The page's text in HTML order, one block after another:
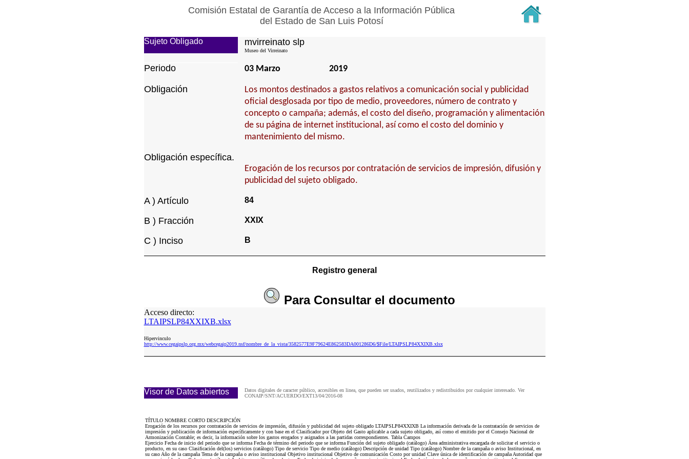
Comisión Estatal de Garantía de Acceso a la Información Pública
del Estado de San Luis Potosí
Sujeto Obligado mvirreinato slp
Museo del Virreinato
Periodo 03 Marzo 2019
Obligación
Los montos destinados a gastos relativos a comunicación social y publicidad
oficial desglosada por tipo de medio, proveedores, número de contrato y
concepto o campaña; además, el costo del diseño, programación y alimentación
de su página de internet institucional, así como el costo del dominio y
mantenimiento del mismo.
Obligación específica.
Erogación de los recursos por contratación de servicios de impresión, difusión y
publicidad del sujeto obligado.
A ) Artículo 84
B ) Fracción XXIX
C ) Inciso B
Registro general
Para Consultarel documento
Acceso directo:
LTAIPSLP84XXIXB.xlsx
Hipervinculo
http://www.cegaipslp.org.mx/webcegaip2019.nsf/nombre_de_la_vista/3582577E9F79624E862583DA001286D6/$File/LTAIPSLP84XXIXB.xlsx
Visor de Datos abiertos
Datos digitales de caracter público, accesibles en linea, que pueden ser usados, reutilizados y redistribuidos por cualquier interesado. Ver
CONAIP/SNT/ACUERDO/EXT13/04/2016-08
TÍTULO NOMBRE CORTO DESCRIPCIÓN
Erogación de los recursos por contratación de servicios de impresión, difusión y publicidad del sujeto obligado LTAIPSLP84XXIXB La información derivada de la contratación de servicios de
impresión y publicación de información específicamente y con base en el Clasificador por Objeto del Gasto aplicable a cada sujeto obligado, así como el emitido por el Consejo Nacional de
Armonización Contable; es decir, la información sobre los gastos erogados y asignados a las partidas correspondientes. Tabla Campos
Ejercicio Fecha de inicio del periodo que se informa Fecha de término del periodo que se informa Función del sujeto obligado (catálogo) Área administrativa encargada de solicitar el servicio o
producto, en su caso Clasificación del(los) servicios (catálogo) Tipo de servicio Tipo de medio (catálogo) Descripción de unidad Tipo (catálogo) Nombre de la campaña o aviso Institucional, en
su caso Año de la campaña Tema de la campaña o aviso institucional Objetivo institucional Objetivo de comunicación Costo por unidad Clave única de identificación de campaña Autoridad que